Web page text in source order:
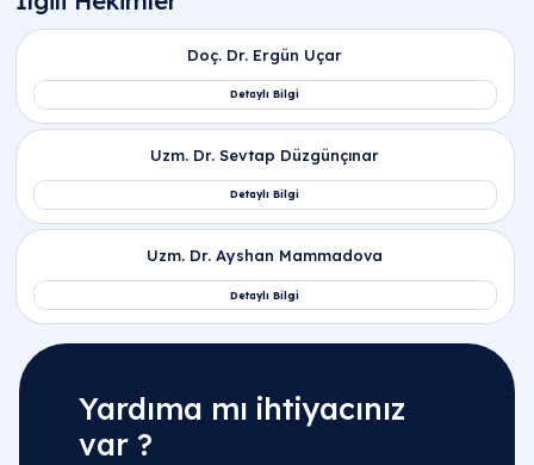
Yardıma mı ihtiyacınız
var ?